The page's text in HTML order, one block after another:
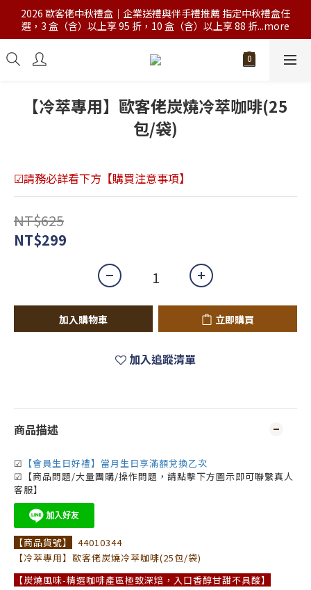
2026 歐客佬中秋禮盒｜企業送禮與伴手禮推薦 指定中秋禮盒任
選，3 盒（含）以上享 95 折，10 盒（含）以上享 88 折...more
【冷萃專用】歐客佬炭燒冷萃咖啡(25
包/袋)
☑請務必詳看下方【購買注意事項】
NT$625
NT$299
加入購物車 立即購買
加入追蹤清單
商品描述
☑ 【會員生日好禮】當月生日享滿額兌換乙次
☑【商品問題/大量團購/操作問題，請點擊下方圖示即可聯繫真人
客服】
【商品貨號】
44010344
【冷萃專用】歐客佬炭燒冷萃咖啡(25包/袋)
【炭燒風味-精選咖啡產區極致深焙，入口香醇甘甜不具酸】